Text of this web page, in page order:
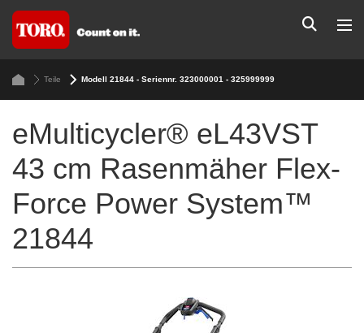
Teile Modell 21844 - Seriennr. 323000001 - 325999999
eMulticycler® eL43VST
43 cm Rasenmäher Flex-
Force Power System™
21844